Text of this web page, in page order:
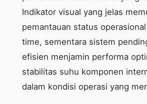
Indikator visual yang jelas
pemantauan status
time, sementara sistem
efisien menjamin performa
stabilitas suhu komponen
dalam kondisi operasi yang